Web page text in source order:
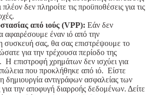
πλέον δεν πληροίτε τις προϋποθέσεις για τις
από ιούς (VPP): Εάν δεν
αφαιρέσουμε έναν ιό από την
συσκευή σας, θα σας επιστρέψουμε το
για την τρέχουσα περίοδο της
επιστροφή χρημάτων δεν ισχύει για
που προκλήθηκε από ιό. Είστε
δημιουργία αντιγράφων ασφαλείας των
την αποφυγή διαρροής δεδομένων. Δείτε